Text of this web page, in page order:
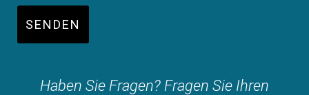
SENDEN
Haben Sie Fragen? Fragen Sie Ihren